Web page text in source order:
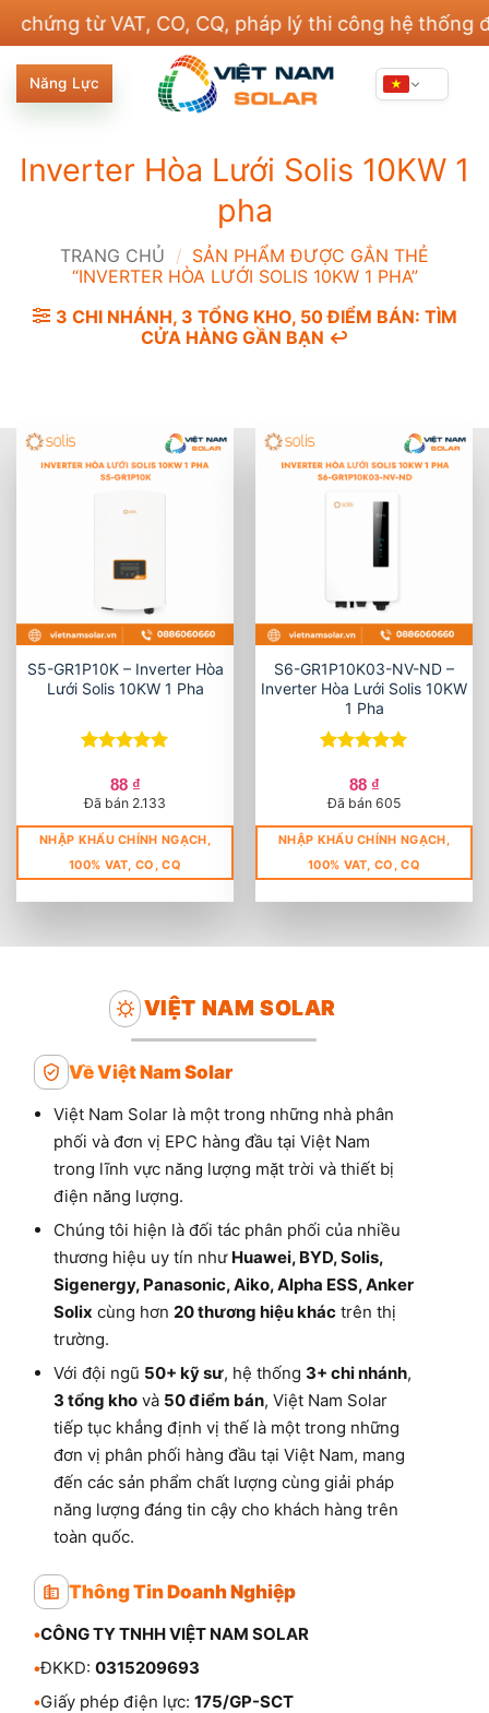
nội
dung
từ VAT, CO, CQ, pháp lý thi công hệ thống điện
Năng Lực
Inverter Hòa Lưới Solis 10KW 1
pha
TRANG CHỦ / SẢN PHẨM ĐƯỢC GẮN THẺ
“INVERTER HÒA LƯỚI SOLIS 10KW 1 PHA”
3 CHI NHÁNH, 3 TỔNG KHO, 50 ĐIỂM BÁN: TÌM
CỬA HÀNG GẦN BẠN ↩️
S5-GR1P10K – Inverter Hòa
Lưới Solis 10KW 1 Pha
hạng5 5
sao
88 ₫
Đã bán 2.133
NHẬP KHẨU CHÍNH NGẠCH,
100% VAT, CO, CQ
S6-GR1P10K03-NV-ND –
Inverter Hòa Lưới Solis 10KW
1 Pha
hạng5 5
sao
88 ₫
Đã bán 605
NHẬP KHẨU CHÍNH NGẠCH,
100% VAT, CO, CQ
VIỆT NAM SOLAR
Về Việt Nam Solar
Việt Nam Solar là một trong những nhà phân
phối và đơn vị EPC hàng đầu tại Việt Nam
trong lĩnh vực năng lượng mặt trời và thiết bị
điện năng lượng.
Chúng tôi hiện là đối tác phân phối của nhiều
thương hiệu uy tín như Huawei, BYD, Solis,
Sigenergy, Panasonic, Aiko, Alpha ESS, Anker
Solix cùng hơn 20 thương hiệu khác trên thị
trường.
Với đội ngũ 50+ kỹ sư, hệ thống 3+ chi nhánh,
3 tổng kho và 50 điểm bán, Việt Nam Solar
tiếp tục khẳng định vị thế là một trong những
đơn vị phân phối hàng đầu tại Việt Nam, mang
đến các sản phẩm chất lượng cùng giải pháp
năng lượng đáng tin cậy cho khách hàng trên
toàn quốc.
Thông Tin Doanh Nghiệp
•CÔNG TY TNHH VIỆT NAM SOLAR
•ĐKKD: 0315209693
•Giấy phép điện lực: 175/GP-SCT